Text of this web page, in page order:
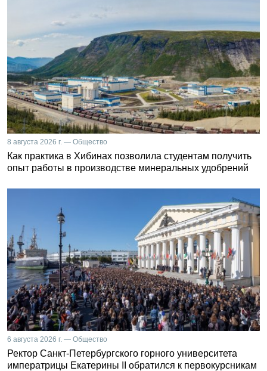
8 августа 2026 г. — Общество
Как практика в Хибинах позволила студентам получить
опыт работы в производстве минеральных удобрений
6 августа 2026 г. — Общество
Ректор Санкт-Петербургского горного университета
императрицы Екатерины II обратился к первокурсникам